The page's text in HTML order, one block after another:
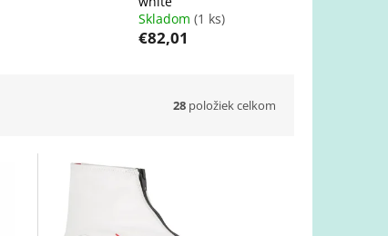
Skladom (1 ks)
€82,01
28 položiek celkom